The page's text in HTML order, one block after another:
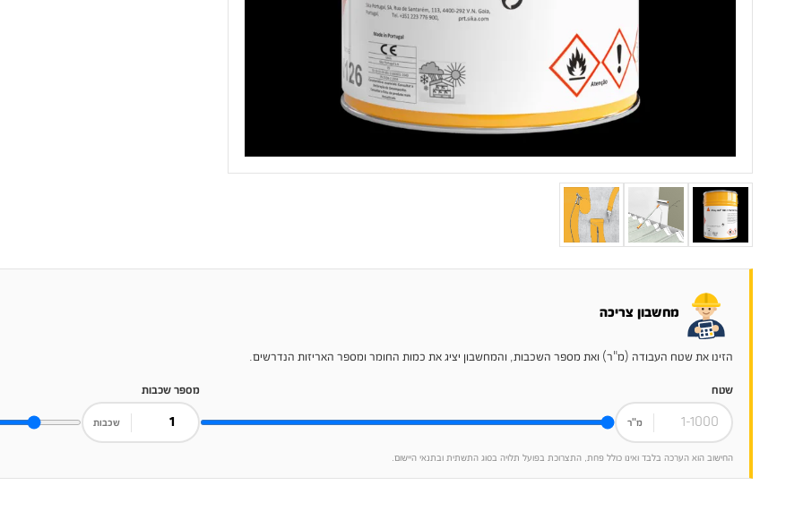
מחשבון צריכה
הזינו את שטח העבודה (מ"ר) ואת מספר השכבות, והמחשבון יציג את כמות החומר ומספר האריזות הנדרשים.
שטח
מ"ר
מספר שכבות
שכבות
החישוב הוא הערכה בלבד ואינו כולל פחת, התצרוכת בפועל תלויה בסוג התשתית ובתנאי היישום.